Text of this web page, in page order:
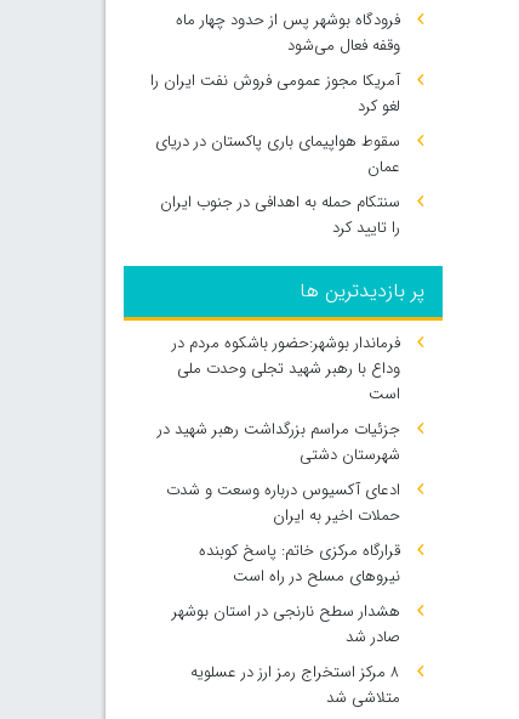
فرودگاه بوشهر پس از حدود چهار ماه
وقفه فعال می‌شود
آمریکا مجوز عمومی فروش نفت ایران را
لغو کرد
سقوط هواپیمای باری پاکستان در دریای
عمان
سنتکام حمله به اهدافی در جنوب ایران
را تایید کرد
پر بازدیدترین ها
فرماندار بوشهر:حضور باشکوه مردم در
وداع با رهبر شهید تجلی وحدت ملی
است
جزئیات مراسم بزرگداشت رهبر شهید در
شهرستان دشتی
ادعای آکسیوس درباره وسعت و شدت
حملات اخیر به ایران
قرارگاه مرکزی خاتم: پاسخ کوبنده
نیروهای مسلح در راه است
هشدار سطح نارنجی در استان بوشهر
صادر شد
۸ مرکز استخراج رمز ارز در عسلویه
متلاشی شد